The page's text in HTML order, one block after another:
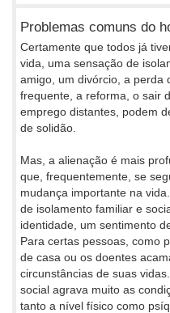
Problemas comuns do
Certamente que todos já
vida, uma sensação de
amigo, um divórcio, a perda
frequente, a reforma, o sair
emprego distantes, podem
de solidão.
Mas, a alienação é mais
que, frequentemente, se
mudança importante na
de isolamento familiar e
identidade, um sentimento
Para certas pessoas, como
de casa ou os doentes
circunstâncias de suas
social agrava muito as
tanto a nível físico como